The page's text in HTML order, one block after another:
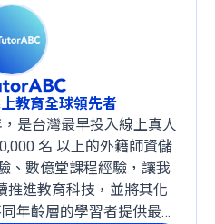
教育全球領先者
是台灣最早投入線上真人
名 以上的外籍師資儲
、數億堂課程經驗，讓我
推進教育科技，並將其化
年齡層的學習者提供最穩